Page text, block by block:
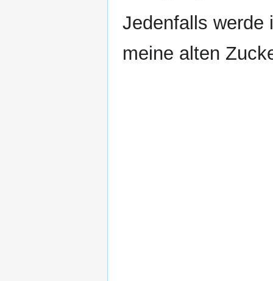
Jedenfalls werde
meine alten